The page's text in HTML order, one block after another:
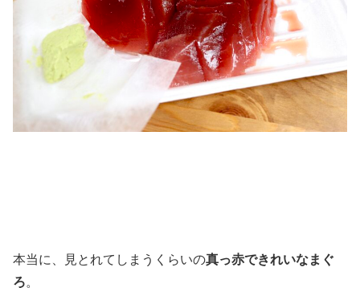
本当に、見とれてしまうくらいの真っ赤できれいなまぐ
ろ。